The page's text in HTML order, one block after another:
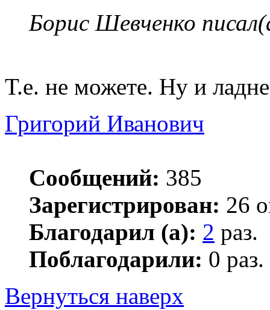
Борис Шевченко
Т.е. не можете. Ну и
Григорий Иванович
Сообщений: 385
Зарегистрирован: 26
Благодарил (а): 2 раз.
Поблагодарили: 0 раз.
Вернуться наверх